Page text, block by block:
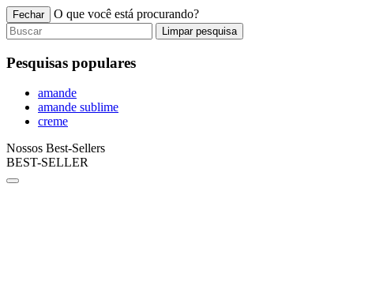
Fechar O que você está procurando?
Limpar pesquisa
Pesquisas populares
amande
amande sublime
creme
Nossos Best-Sellers
BEST-SELLER